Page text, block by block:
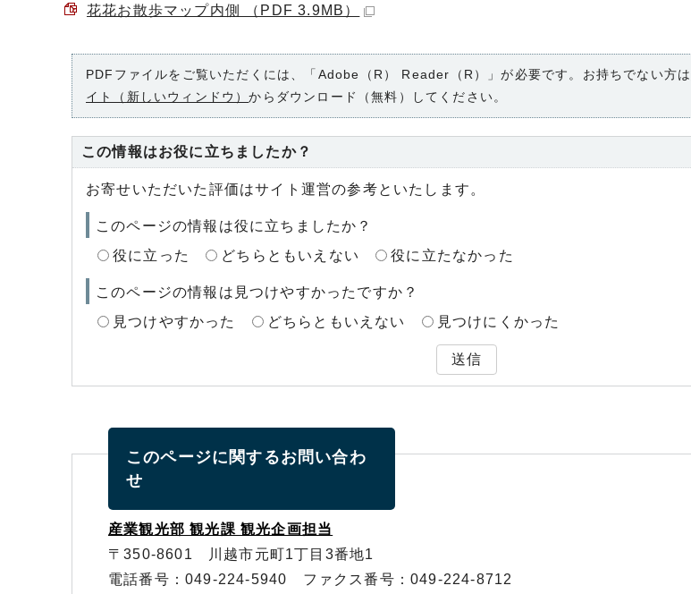
花花お散歩マップ内側 （PDF 3.9MB）
PDFファイルをご覧いただくには、「Adobe（R） Reader（R）」が必要です。お持ちでない方は
イト（新しいウィンドウ）からダウンロード（無料）してください。
この情報はお役に立ちましたか？
お寄せいただいた評価はサイト運営の参考といたします。
このページの情報は役に立ちましたか？
役に立った
どちらともいえない 役に立たなかった
このページの情報は見つけやすかったですか？
見つけやすかった
どちらともいえない 見つけにくかった
送信
このページに関するお問い合わ
せ
産業観光部 観光課 観光企画担当
〒350-8601 川越市元町1丁目3番地1
電話番号：049-224-5940 ファクス番号：049-224-8712